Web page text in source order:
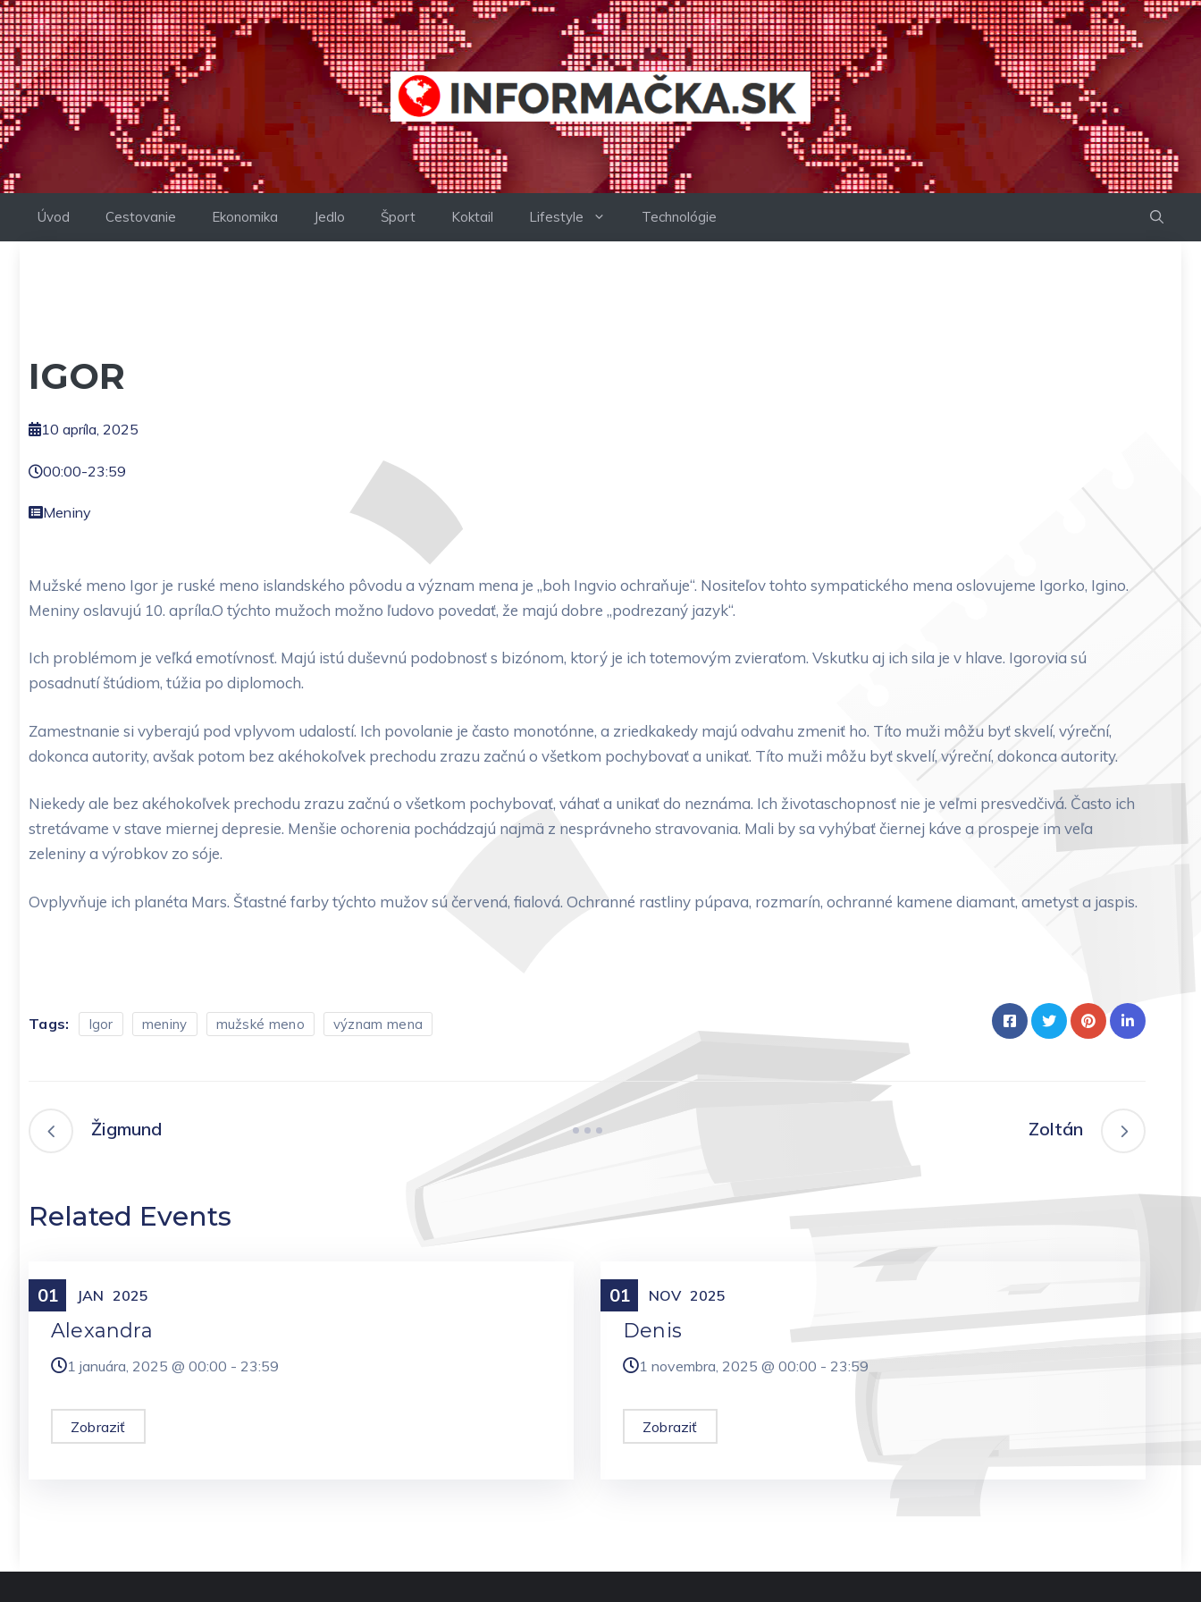
Preskočiť
na
obsah
Úvod Cestovanie Ekonomika Jedlo Šport Koktail Lifestyle Technológie
IGOR
10 apríla, 2025
00:00-23:59
Meniny
Mužské meno Igor je ruské meno islandského pôvodu a význam mena je „boh Ingvio ochraňuje“. Nositeľov tohto sympatického mena oslovujeme Igorko, Igino.
Meniny oslavujú 10. apríla.O týchto mužoch možno ľudovo povedať, že majú dobre „podrezaný jazyk“.
Ich problémom je veľká emotívnosť. Majú istú duševnú podobnosť s bizónom, ktorý je ich totemovým zvieraťom. Vskutku aj ich sila je v hlave. Igorovia sú
posadnutí štúdiom, túžia po diplomoch.
Zamestnanie si vyberajú pod vplyvom udalostí. Ich povolanie je často monotónne, a zriedkakedy majú odvahu zmeniť ho. Títo muži môžu byť skvelí, výreční,
dokonca autority, avšak potom bez akéhokoľvek prechodu zrazu začnú o všetkom pochybovať a unikať. Títo muži môžu byť skvelí, výreční, dokonca autority.
Niekedy ale bez akéhokoľvek prechodu zrazu začnú o všetkom pochybovať, váhať a unikať do neznáma. Ich životaschopnosť nie je veľmi presvedčivá. Často ich
stretávame v stave miernej depresie. Menšie ochorenia pochádzajú najmä z nesprávneho stravovania. Mali by sa vyhýbať čiernej káve a prospeje im veľa
zeleniny a výrobkov zo sóje.
Ovplyvňuje ich planéta Mars. Šťastné farby týchto mužov sú červená, fialová. Ochranné rastliny púpava, rozmarín, ochranné kamene diamant, ametyst a jaspis.
Tags: Igor meniny mužské meno význam mena
Žigmund Zoltán
Related Events
01 JAN 2025
Meniny
Alexandra
1 januára, 2025 @ 00:00 - 23:59
Zobraziť
01 NOV 2025
Meniny
Denis
1 novembra, 2025 @ 00:00 - 23:59
Zobraziť